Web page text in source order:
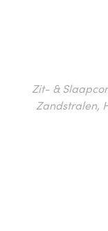
Zit- &
Zandstralen,